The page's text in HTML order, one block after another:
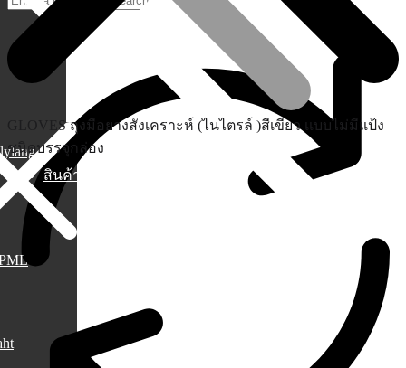
สินค้า
GLOVES ถุงมือยางสังเคราะห์ (ไนไตรล์ )สีเขียว เเบบไม่มีแป้ง
ชนิดบรรจุกล่อง